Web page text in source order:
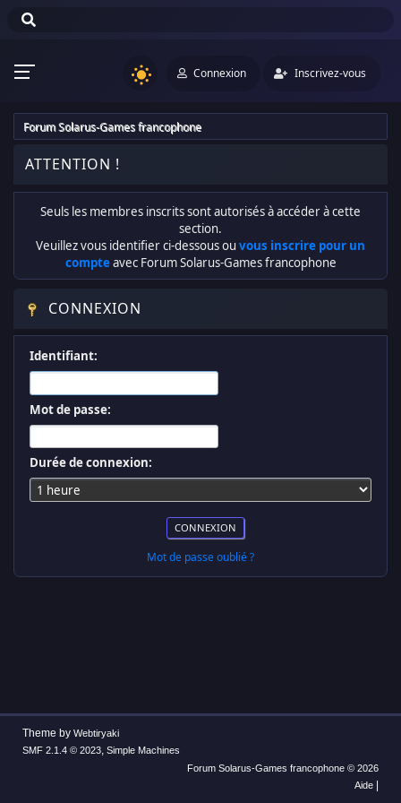
Connexion Inscrivez-vous
Forum Solarus-Games francophone
ATTENTION !
Seuls les membres inscrits sont autorisés à accéder à cette
section.
Veuillez vous identifier ci-dessous ou vous inscrire pour un
compteavec Forum Solarus-Games francophone
CONNEXION
Identifiant:
Mot de passe:
Durée de connexion:
Mot de passe oublié ?
Theme by Webtiryaki
SMF 2.1.4 © 2023, Simple Machines
Forum Solarus-Games francophone © 2026
Aide